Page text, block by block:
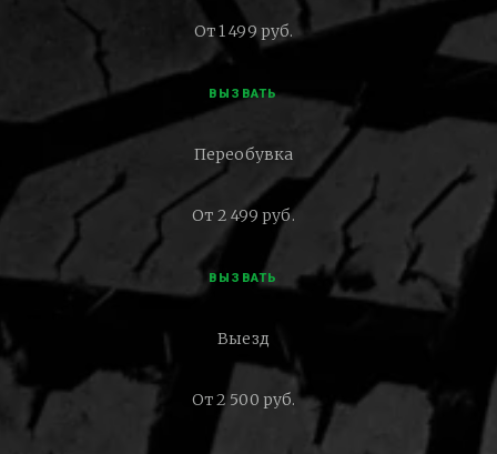
От 1 499 руб.
ВЫЗВАТЬ
Переобувка
От 2 499 руб.
ВЫЗВАТЬ
Выезд
От 2 500 руб.